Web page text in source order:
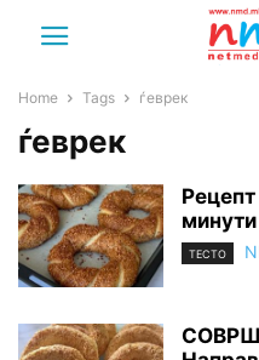
Home Tags ѓеврек
ѓеврек
Рецепт
ТЕСТО